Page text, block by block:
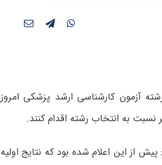
آزمون کارشناسی ارشد پزشکی امروز
از این اعلام شده بود که نتایج اولیه